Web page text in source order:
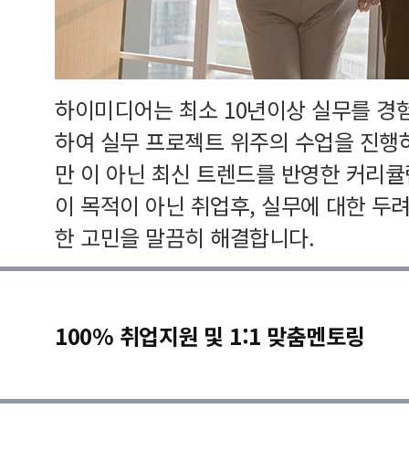
하이미디어는 최소 10년이상 실무를 경
하여 실무 프로젝트 위주의 수업을 진
만 이 아닌 최신 트렌드를 반영한 커리
이 목적이 아닌 취업후, 실무에 대한 두
한 고민을 말끔히 해결합니다.
100% 취업지원 및 1:1 맞춤멘토링